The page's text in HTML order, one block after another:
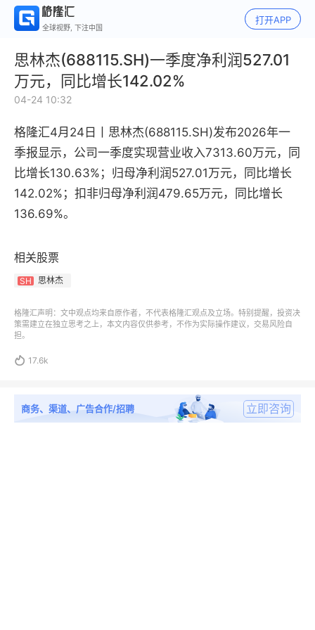
全球视野, 下注中国
打开APP
思林杰(688115.SH)一季度净利润527.01
万元，同比增长142.02%
04-24 10:32
格隆汇4月24日丨思林杰(688115.SH)发布2026年一
季报显示，公司一季度实现营业收入7313.60万元，同
比增长130.63% ；归母净利润527.01万元，同比增长
142.02% ；扣非归母净利润479.65万元，同比增长
136.69%。
相关股票
SH 思林杰
格隆汇声明：文中观点均来自原作者，不代表格隆汇观点及立场。特别提醒，投资决
策需建立在独立思考之上，本文内容仅供参考，不作为实际操作建议，交易风险自
担。
 17.6k
商务、渠道、广告合作/招聘 立即咨询